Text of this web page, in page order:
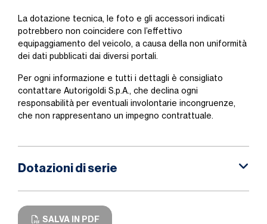
La dotazione tecnica, le foto e gli accessori indicati
potrebbero non coincidere con l’effettivo
equipaggiamento del veicolo, a causa della non uniformità
dei dati pubblicati dai diversi portali.
Per ogni informazione e tutti i dettagli è consigliato
contattare Autorigoldi S.p.A., che declina ogni
responsabilità per eventuali involontarie incongruenze,
che non rappresentano un impegno contrattuale.
Dotazioni di serie
SALVA IN PDF